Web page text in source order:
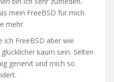
mein FreeBSD für mich
mehr.
ich FreeBSD aber wie
kaum sein. Selten
genervt und mich so